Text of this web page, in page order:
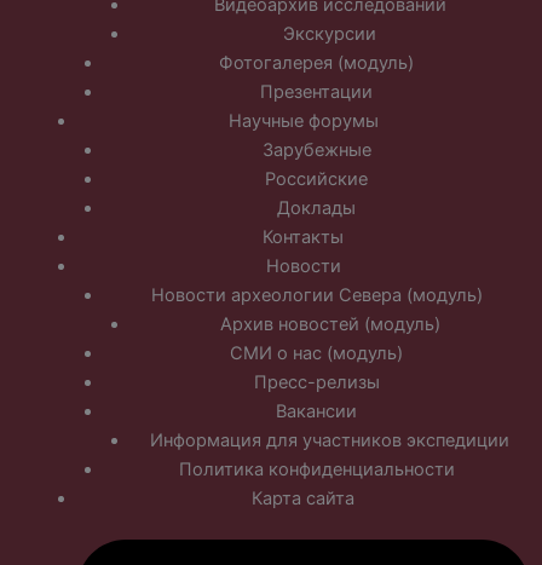
Видеоархив исследований
Экскурсии
Фотогалерея (модуль)
Презентации
Научные форумы
Зарубежные
Российские
Доклады
Контакты
Новости
Новости археологии Севера (модуль)
Архив новостей (модуль)
СМИ о нас (модуль)
Пресс-релизы
Вакансии
Информация для участников экспедиции
Политика конфиденциальности
Карта сайта